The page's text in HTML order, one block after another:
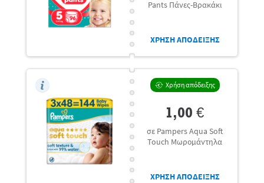
Pants Πάνες-Βρακάκι
ΧΡΗΣΗ ΑΠΟΔΕΙΞΗΣ
Χρήση απόδειξης
1,00 €
σε Pampers Aqua Soft
Touch Μωρομάντηλα
ΧΡΗΣΗ ΑΠΟΔΕΙΞΗΣ